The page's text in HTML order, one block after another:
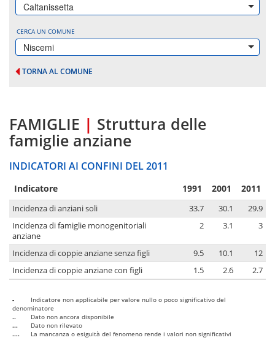
Caltanissetta
CERCA UN COMUNE
Niscemi
TORNA AL COMUNE
FAMIGLIE | Struttura delle
famiglie anziane
INDICATORI AI CONFINI DEL 2011
Indicatore 1991 2001 2011
Incidenza di anziani soli 33.7 30.1
29.9
Incidenza di famiglie monogenitoriali
anziane
2 3.1 3
Incidenza di coppie anziane senza figli 9.5 10.1
12
Incidenza di coppie anziane con figli
1.5 2.6 2.7
-
Indicatore non applicabile per valore nullo o poco significativo del
denominatore
..
Dato non ancora disponibile
...
Dato non rilevato
....
La mancanza o esiguità del fenomeno rende i valori non significativi